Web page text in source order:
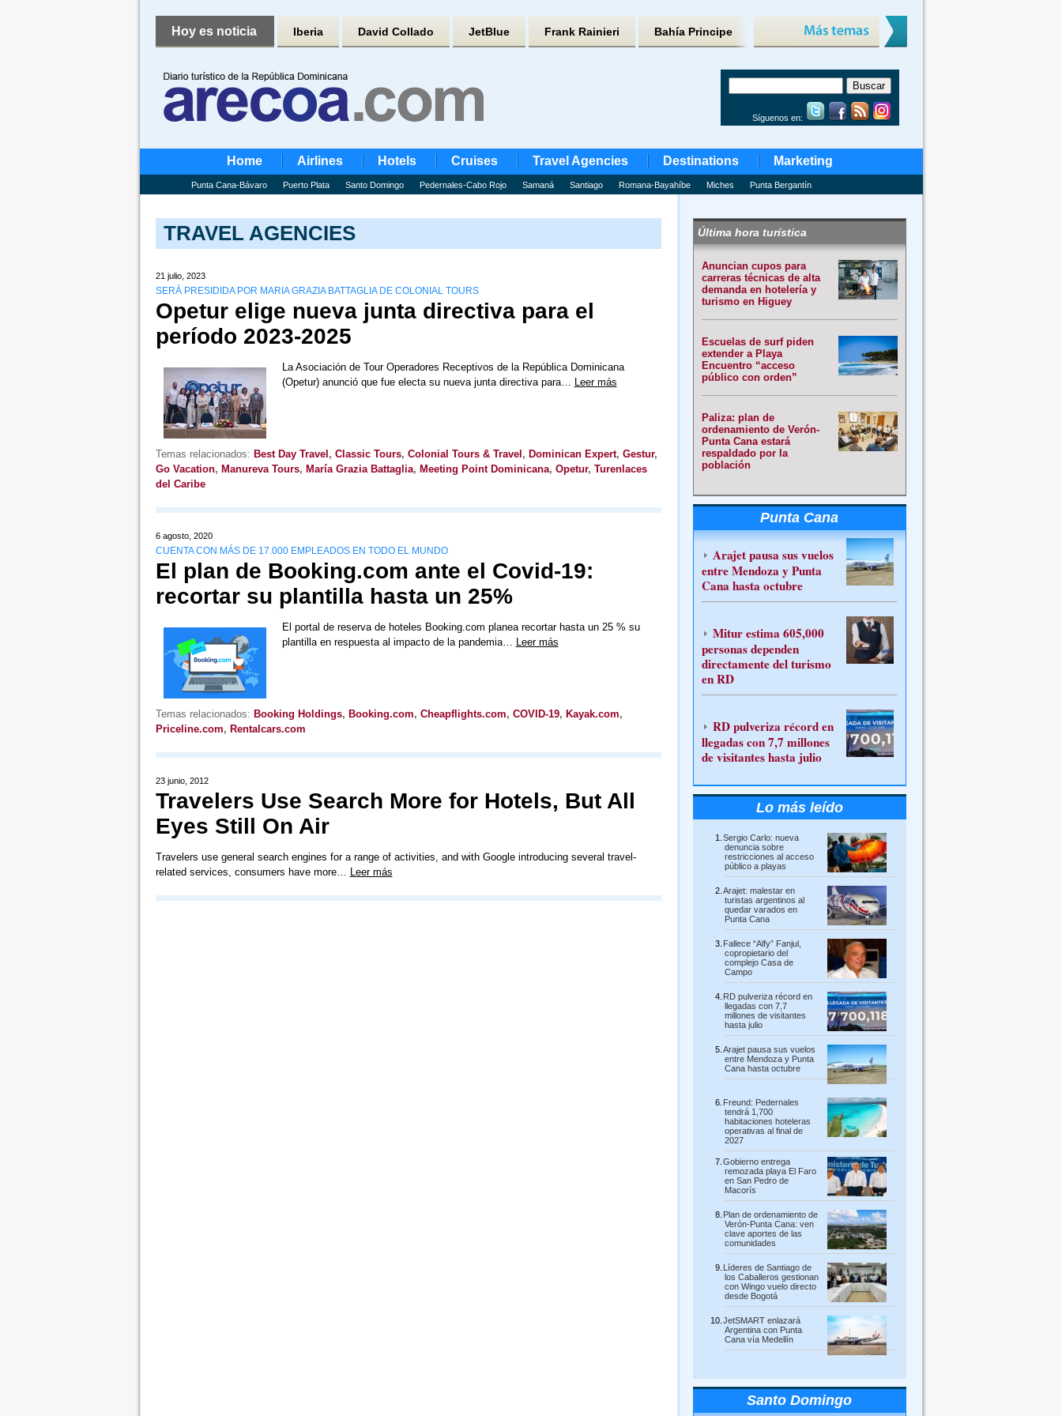
Hoy es noticia Iberia David Collado JetBlue Frank Rainieri Bahía Principe
Síguenos en:
Home Airlines Hotels Cruises Travel Agencies Destinations Marketing
Punta Cana-Bávaro Puerto Plata Santo Domingo Pedernales-Cabo Rojo Samaná Santiago Romana-Bayahíbe Miches Punta Bergantín
TRAVEL AGENCIES
21 julio, 2023
SERÁ PRESIDIDA POR MARIA GRAZIA BATTAGLIA DE COLONIAL TOURS
Opetur elige nueva junta directiva para el
período 2023-2025
La Asociación de Tour Operadores Receptivos de la República Dominicana
(Opetur) anunció que fue electa su nueva junta directiva para… Leer más
Temas relacionados: Best Day Travel , Classic Tours, Colonial Tours & Travel , Dominican Expert, Gestur,
Go Vacation, Manureva Tours, María Grazia Battaglia, Meeting Point Dominicana, Opetur, Turenlaces
del Caribe
6 agosto, 2020
CUENTA CON MÁS DE 17.000 EMPLEADOS EN TODO EL MUNDO
El plan de Booking.com ante el Covid-19:
recortar su plantilla hasta un 25%
El portal de reserva de hoteles Booking.com planea recortar hasta un 25 % su
plantilla en respuesta al impacto de la pandemia… Leer más
Temas relacionados: Booking Holdings, Booking.com, Cheapflights.com, COVID-19, Kayak.com,
Priceline.com, Rentalcars.com
23 junio, 2012
Travelers Use Search More for Hotels, But All
Eyes Still On Air
Travelers use general search engines for a range of activities, and with Google introducing several travel-
related services, consumers have more… Leer más
Última hora turística
Anuncian cupos para
carreras técnicas de alta
demanda en hotelería y
turismo en Higuey
Escuelas de surf piden
extender a Playa
Encuentro “acceso
público con orden”
Paliza: plan de
ordenamiento de Verón-
Punta Cana estará
respaldado por la
población
Punta Cana
Arajet pausa sus vuelos
entre Mendoza y Punta
Cana hasta octubre
Mitur estima 605,000
personas dependen
directamente del turismo
en RD
RD pulveriza récord en
llegadas con 7,7 millones
de visitantes hasta julio
Lo más leído
Sergio Carlo: nueva
denuncia sobre
restricciones al acceso
público a playas
Arajet: malestar en
turistas argentinos al
quedar varados en
Punta Cana
Fallece “Alfy” Fanjul,
copropietario del
complejo Casa de
Campo
RD pulveriza récord en
llegadas con 7,7
millones de visitantes
hasta julio
Arajet pausa sus vuelos
entre Mendoza y Punta
Cana hasta octubre
Freund: Pedernales
tendrá 1,700
habitaciones hoteleras
operativas al final de
2027
Gobierno entrega
remozada playa El Faro
en San Pedro de
Macorís
Plan de ordenamiento de
Verón-Punta Cana: ven
clave aportes de las
comunidades
Líderes de Santiago de
los Caballeros gestionan
con Wingo vuelo directo
desde Bogotá
JetSMART enlazará
Argentina con Punta
Cana vía Medellín
Santo Domingo